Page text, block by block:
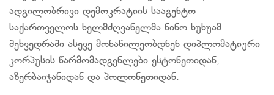
ადგილობრივი დემოკრატიის სააგენტო
საქართველოს ხელმძღვანელმა ნინო ხუხუამ.
შეხვედრაში ასევე მონაწილეობდნენ დიპლომატიური
კორპუსის წარმომადგენლები ესტონეთიდან,
აზერბაიჯანიდან და პოლონეთიდან.